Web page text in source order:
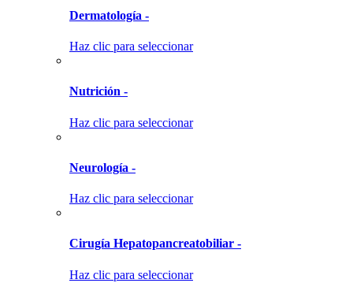
Dermatología -
Haz clic para seleccionar
Nutrición -
Haz clic para seleccionar
Neurología -
Haz clic para seleccionar
Cirugía Hepatopancreatobiliar -
Haz clic para seleccionar